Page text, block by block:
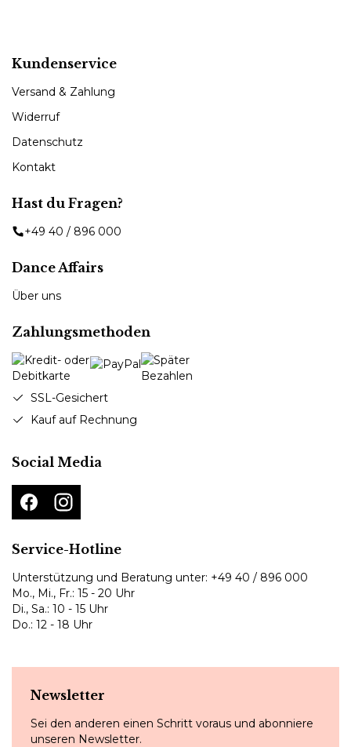
Kundenservice
Versand & Zahlung
Widerruf
Datenschutz
Kontakt
Hast du Fragen?
+49 40 / 896 000
Dance Affairs
Über uns
Zahlungsmethoden
SSL-Gesichert
Kauf auf Rechnung
Social Media
Service-Hotline
Unterstützung und Beratung unter: +49 40 / 896 000
Mo., Mi., Fr.: 15 - 20 Uhr
Di., Sa.: 10 - 15 Uhr
Do.: 12 - 18 Uhr
Newsletter
Sei den anderen einen Schritt voraus und abonniere
unseren Newsletter.